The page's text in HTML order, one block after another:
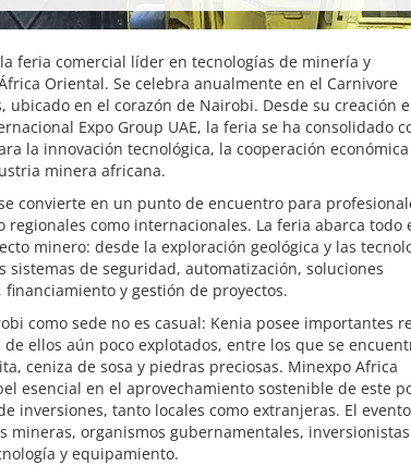
feria comercial líder en tecnologías de minería y
Oriental. Se celebra anualmente en el Carnivore
ubicado en el corazón de Nairobi. Desde su creación
Expo Group UAE, la feria se ha consolidado
la innovación tecnológica, la cooperación económica
minera africana.
convierte en un punto de encuentro para
regionales como internacionales. La feria abarca todo
minero: desde la exploración geológica y las
sistemas de seguridad, automatización, soluciones
y gestión de proyectos.
como sede no es casual: Kenia posee importantes
ellos aún poco explotados, entre los que se
ceniza de sosa y piedras preciosas. Minexpo Africa
esencial en el aprovechamiento sostenible de este
inversiones, tanto locales como extranjeras. El
mineras, organismos gubernamentales,
y equipamiento.